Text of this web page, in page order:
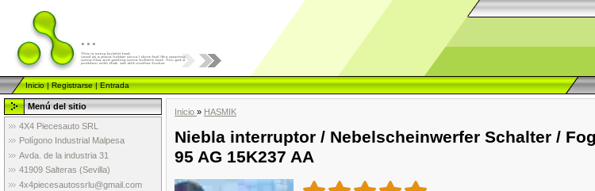
...
Inicio|Registrarse|Entrada
Menú del sitio
4X4 Piecesauto SRL
Polígono Industrial Malpesa
Avda. de la industria 31
41909 Salteras (Sevilla)
4x4piecesautossrlu@gmail.com
Inicio » HASMIK
Niebla interruptor / Nebelscheinwerfer Schalter /
95 AG 15K237 AA